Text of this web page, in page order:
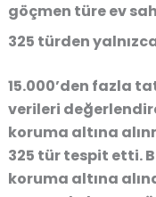
göçmen türe ev
325 türden
15.000’den fazla
verileri
koruma altına
325 tür tespit etti.
koruma altına